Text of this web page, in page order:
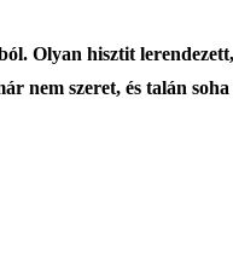
Olyan hisztit
nem szeret, és talán